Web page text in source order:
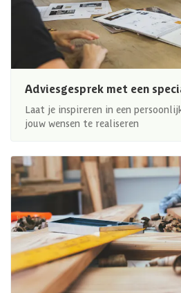
Adviesgesprek met een
Laat je inspireren in een
jouw wensen te realiseren